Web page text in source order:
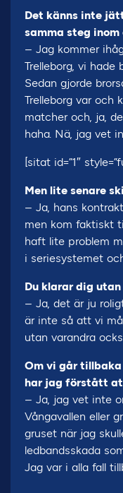
Det känns inte
samma steg
– Jag kommer
Trelleborg, vi hade
Sedan gjorde
Trelleborg var och
matcher och, ja,
haha. Nä, jag vet
[sitat id=”1″
Men lite senare
– Ja, hans
men kom faktiskt
haft lite problem
i seriesystemet
Du klarar dig
– Ja, det är ju
är inte så att vi
utan varandra
Om vi går tillbaka
har jag förstått
– Ja, jag vet inte
Vångavallen eller
gruset när jag
ledbandsskada
Jag var i alla fall